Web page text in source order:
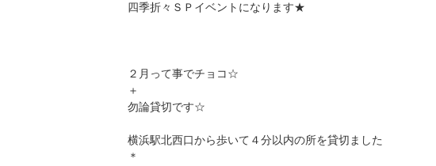
四季折々ＳＰイベントになります★
２月って事でチョコ☆
＋
勿論貸切です☆
横浜駅北西口から歩いて４分以内の所を貸切ました
＊